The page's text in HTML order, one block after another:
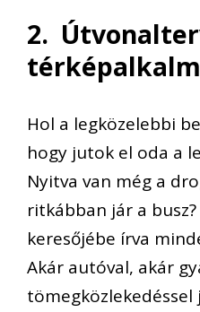
2.
Hol a legközelebbi
hogy jutok el oda a
Nyitva van még a
ritkábban jár a
keresőjébe írva
Akár autóval, akár